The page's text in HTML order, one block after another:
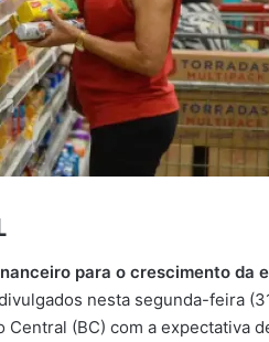
para o crescimento da
nesta segunda-feira
Central (BC) com a expectativa